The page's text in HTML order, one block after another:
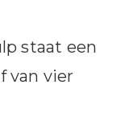
staat een
van vier